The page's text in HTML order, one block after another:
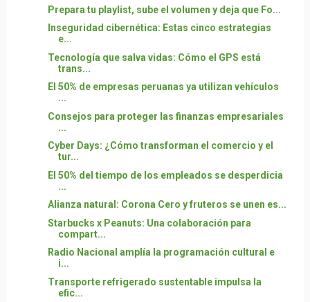
Prepara tu playlist, sube el volumen y deja que Fo...
Inseguridad cibernética: Estas cinco estrategias
e...
Tecnología que salva vidas: Cómo el GPS está
trans...
El 50% de empresas peruanas ya utilizan vehículos
...
Consejos para proteger las finanzas empresariales
...
Cyber Days: ¿Cómo transforman el comercio y el
tur...
El 50% del tiempo de los empleados se desperdicia
...
Alianza natural: Corona Cero y fruteros se unen es...
Starbucks x Peanuts: Una colaboración para
compart...
Radio Nacional amplía la programación cultural e
i...
Transporte refrigerado sustentable impulsa la
efic...